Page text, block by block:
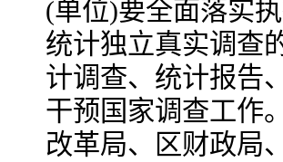
(单位)要全面落实
统计独立真实调查
计调查、统计报告
干预国家调查工作。
改革局、区财政局